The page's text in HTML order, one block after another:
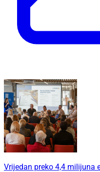
Vrijedan preko 4,4 milijuna